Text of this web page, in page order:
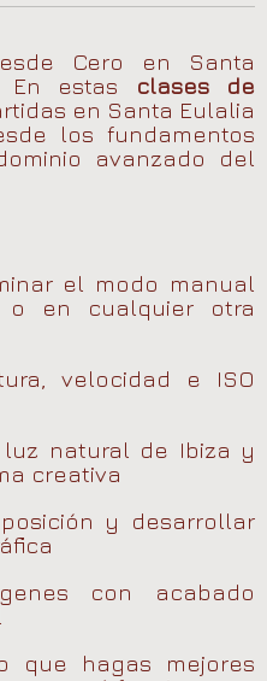
Cero en Santa
En estas
clases de
en Santa Eulalia
los fundamentos
avanzado del
el modo manual
en cualquier otra
velocidad e ISO
luz natural de Ibiza y
creativa
y desarrollar
con acabado
que hagas mejores